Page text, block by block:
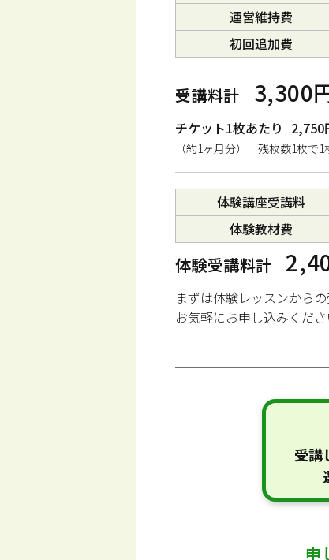
運営維持費
初回追加費
受講料計 3,300
チケット1枚あたり 2,750
（約1ヶ月分） 残枚数1枚で
体験講座受講料
体験教材費
体験受講料計
まずは体験レッスンからの
お気軽にお申し込みくださ
受講
申